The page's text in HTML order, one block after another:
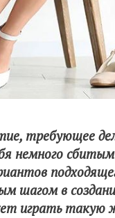
требующее
немного
в
играть такую